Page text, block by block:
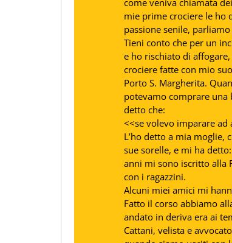
come veniva chiamata
mie prime crociere le ho
passione senile,
Tieni conto che per un
e ho rischiato di
crociere fatte con mio
Porto S. Margherita.
potevamo comprare una
detto che:
<<se volevo imparare ad
L’ho detto a mia moglie,
sue sorelle, e mi ha
anni mi sono iscritto alla
con i ragazzini.
Alcuni miei amici mi
Fatto il corso abbiamo
andato in deriva era ai
Cattani, velista e avvocato